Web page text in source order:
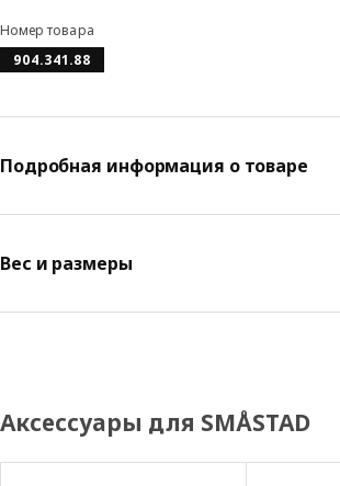
Номер товара
904.341.88
Подробная информация о товаре
Вес и размеры
Аксессуары для SMÅSTAD